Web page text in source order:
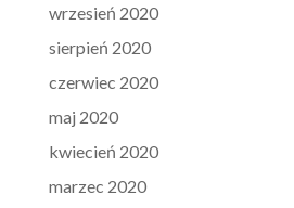
wrzesień 2020
sierpień 2020
czerwiec 2020
maj 2020
kwiecień 2020
marzec 2020